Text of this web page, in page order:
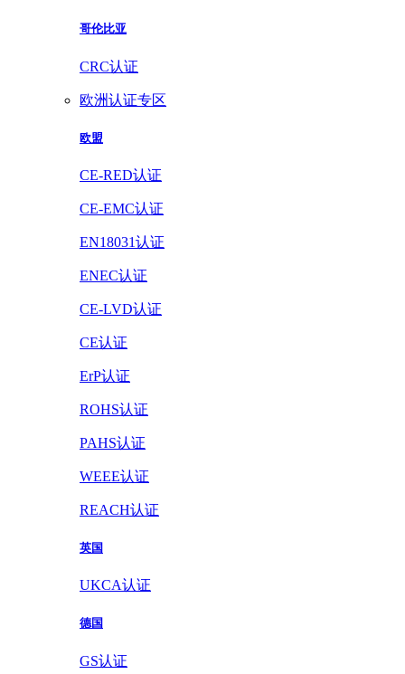
哥伦比亚
CRC认证
欧洲认证专区
欧盟
CE-RED认证
CE-EMC认证
EN18031认证
ENEC认证
CE-LVD认证
CE认证
ErP认证
ROHS认证
PAHS认证
WEEE认证
REACH认证
英国
UKCA认证
德国
GS认证